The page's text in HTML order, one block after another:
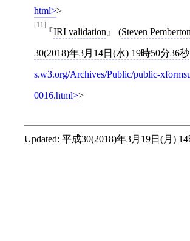
html >
[11]
IRI validation (Steven Pemberton
30(2018)年3月14日(水) 19時50分36秒
s.w3.org/Archives/Public/public-
0016.html >
Updated: 平成30(2018)年3月19日(月)